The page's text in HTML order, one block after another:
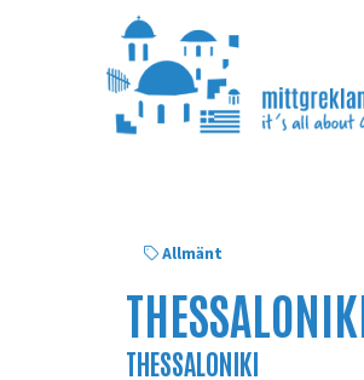
Allmänt
THESSALONIKI